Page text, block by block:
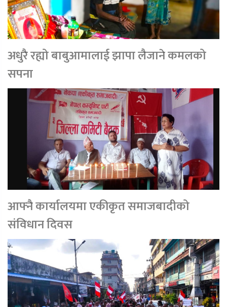
अधुरै रह्यो बाबुआमालाई झापा लैजाने कमलको
सपना
आफ्नै कार्यालयमा एकीकृत समाजबादीको
संविधान दिवस